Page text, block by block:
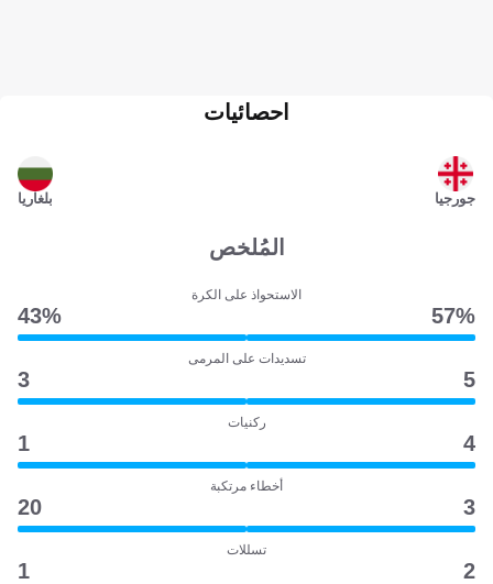
جورجيا
احصائيات
بلغاريا
المُلخص
الاستحواذ على الكرة
57‎%‎
43‎%‎
تسديدات على المرمى
5
3
ركنيات
4
1
أخطاء مرتكبة
3
20
تسللات
2
1